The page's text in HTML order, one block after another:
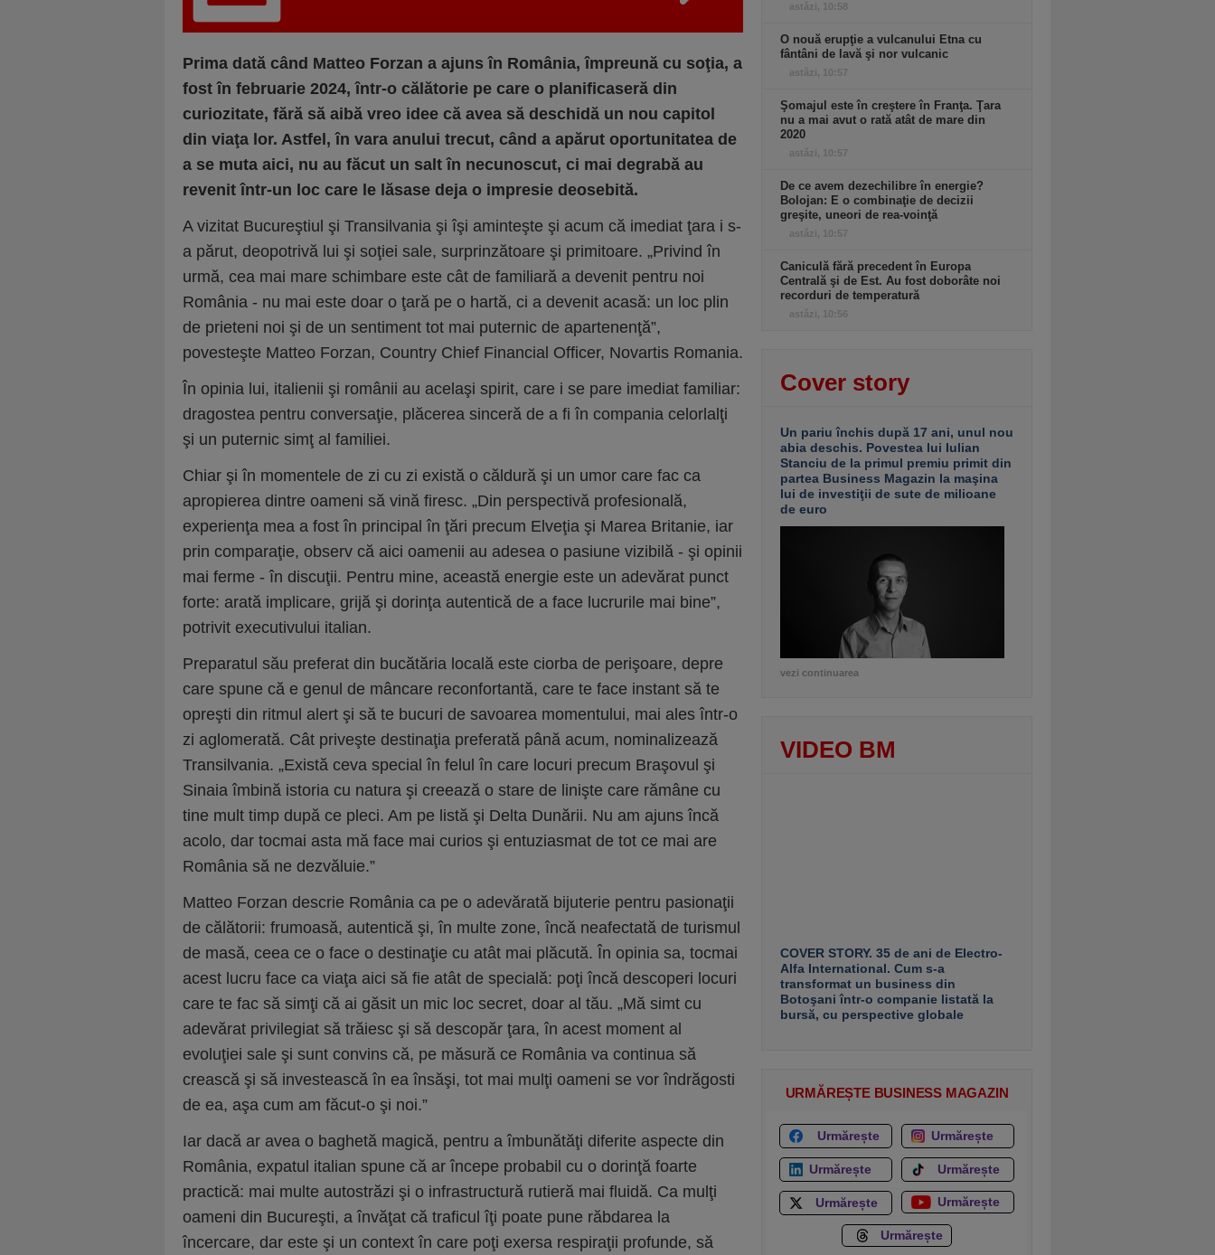
Prima dată când Matteo Forzan a ajuns în România, împreună cu soţia, a
fost în februarie 2024, într-o călătorie pe care o planificaseră din
curiozitate, fără să aibă vreo idee că avea să deschidă un nou capitol
din viaţa lor. Astfel, în vara anului trecut, când a apărut oportunitatea de
a se muta aici, nu au făcut un salt în necunoscut, ci mai degrabă au
revenit într-un loc care le lăsase deja o impresie deosebită.
A vizitat Bucureştiul şi Transilvania şi îşi aminteşte şi acum că imediat ţara i s-
a părut, deopotrivă lui şi soţiei sale, surprinzătoare şi primitoare. „Privind în
urmă, cea mai mare schimbare este cât de familiară a devenit pentru noi
România - nu mai este doar o ţară pe o hartă, ci a devenit acasă: un loc plin
de prieteni noi şi de un sentiment tot mai puternic de apartenenţă”,
povesteşte Matteo Forzan, Country Chief Financial Officer, Novartis Romania.
În opinia lui, italienii şi românii au acelaşi spirit, care i se pare imediat familiar:
dragostea pentru conversaţie, plăcerea sinceră de a fi în compania celorlalţi
şi un puternic simţ al familiei.
Chiar şi în momentele de zi cu zi există o căldură şi un umor care fac ca
apropierea dintre oameni să vină firesc. „Din perspectivă profesională,
experienţa mea a fost în principal în ţări precum Elveţia şi Marea Britanie, iar
prin comparaţie, observ că aici oamenii au adesea o pasiune vizibilă - şi opinii
mai ferme - în discuţii. Pentru mine, această energie este un adevărat punct
forte: arată implicare, grijă şi dorinţa autentică de a face lucrurile mai bine”,
potrivit executivului italian.
Preparatul său preferat din bucătăria locală este ciorba de perişoare, depre
care spune că e genul de mâncare reconfortantă, care te face instant să te
opreşti din ritmul alert şi să te bucuri de savoarea momentului, mai ales într-o
zi aglomerată. Cât priveşte destinaţia preferată până acum, nominalizează
Transilvania. „Există ceva special în felul în care locuri precum Braşovul şi
Sinaia îmbină istoria cu natura şi creează o stare de linişte care rămâne cu
tine mult timp după ce pleci. Am pe listă şi Delta Dunării. Nu am ajuns încă
acolo, dar tocmai asta mă face mai curios şi entuziasmat de tot ce mai are
România să ne dezvăluie.”
Matteo Forzan descrie România ca pe o adevărată bijuterie pentru pasionaţii
de călătorii: frumoasă, autentică şi, în multe zone, încă neafectată de turismul
de masă, ceea ce o face o destinaţie cu atât mai plăcută. În opinia sa, tocmai
acest lucru face ca viaţa aici să fie atât de specială: poţi încă descoperi locuri
care te fac să simţi că ai găsit un mic loc secret, doar al tău. „Mă simt cu
adevărat privilegiat să trăiesc şi să descopăr ţara, în acest moment al
evoluţiei sale şi sunt convins că, pe măsură ce România va continua să
crească şi să investească în ea însăşi, tot mai mulţi oameni se vor îndrăgosti
de ea, aşa cum am făcut-o şi noi.”
Iar dacă ar avea o baghetă magică, pentru a îmbunătăţi diferite aspecte din
România, expatul italian spune că ar începe probabil cu o dorinţă foarte
practică: mai multe autostrăzi şi o infrastructură rutieră mai fluidă. Ca mulţi
oameni din Bucureşti, a învăţat că traficul îţi poate pune răbdarea la
încercare, dar este şi un context în care poţi exersa respiraţii profunde, să
astăzi, 10:58
O nouă erupţie a vulcanului Etna cu
fântâni de lavă şi nor vulcanic
astăzi, 10:57
Şomajul este în creştere în Franţa. Ţara
nu a mai avut o rată atât de mare din
2020
astăzi, 10:57
De ce avem dezechilibre în energie?
Bolojan: E o combinaţie de decizii
greşite, uneori de rea-voinţă
astăzi, 10:57
Caniculă fără precedent în Europa
Centrală şi de Est. Au fost doborâte noi
recorduri de temperatură
astăzi, 10:56
Cover story
Un pariu închis după 17 ani, unul nou
abia deschis. Povestea lui Iulian
Stanciu de la primul premiu primit din
partea Business Magazin la maşina
lui de investiţii de sute de milioane
de euro
vezi continuarea
VIDEO BM
COVER STORY. 35 de ani de Electro-
Alfa International. Cum s-a
transformat un business din
Botoşani într-o companie listată la
bursă, cu perspective globale
URMĂREȘTE BUSINESS MAGAZIN
Urmărește Urmărește
Urmărește Urmărește
Urmărește Urmărește
Urmărește